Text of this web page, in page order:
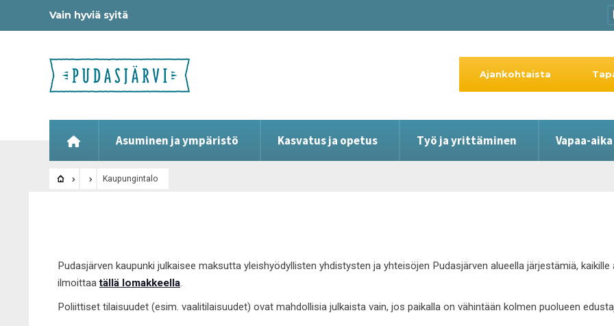
Vain hyviä syitä
Asuminen ja ympäristö Kasvatus ja opetus Työ ja yrittäminen Vapaa-
Ajankohtaista
Kaupungintalo
Pudasjärven kaupunki julkaisee maksutta yleishyödyllisten yhdistysten ja yhteisöjen Pudasjärven alueella järjestämiä,
ilmoittaatällä lomakkeella.
Poliittiset tilaisuudet (esim. vaalitilaisuudet) ovat mahdollisia julkaista vain, jos paikalla on vähintään kolmen puolueen